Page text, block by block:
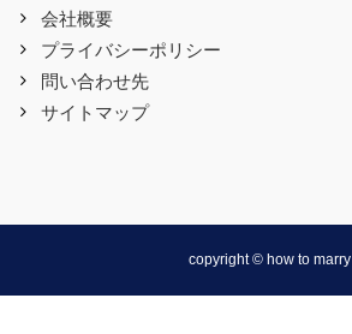
会社概要
プライバシーポリシー
問い合わせ先
サイトマップ
copyright © how to marry